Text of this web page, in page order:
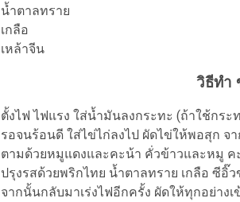
น้ำตาลทราย
เกลือ
เหล้าจีน
วิธีทำ
ตั้งไฟ ไฟแรง ใส่น้ำมันลงกระทะ (ถ้าใช้กระ
รอจนร้อนดี ใส่ไข่ไก่ลงไป ผัดไข่ให้พอสุก จ
ตามด้วยหมูแดงและคะน้า คั่วข้าวและหมู ค
ปรุงรสด้วยพริกไทย น้ำตาลทราย เกลือ ซีอิ๊
จากนั้นกลับมาเร่งไฟอีกครั้ง ผัดให้ทุกอย่าง